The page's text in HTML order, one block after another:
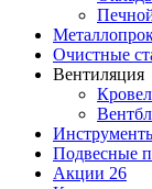
Очистные
Вентиляция
Подвесные
Акции 26